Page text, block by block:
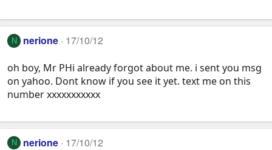
N nerione 17/10/12
oh boy, Mr PHi already forgot about me. i sent you msg
on yahoo. Dont know if you see it yet. text me on this
number xxxxxxxxxxx
N nerione 17/10/12